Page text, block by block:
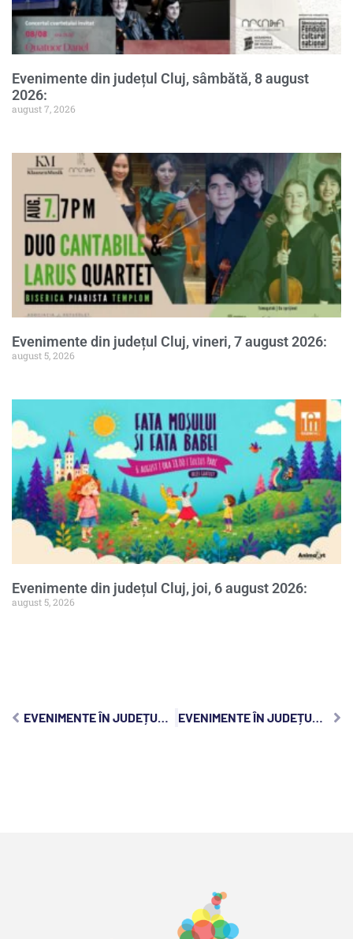
Evenimente din județul Cluj, sâmbătă, 8 august
2026:
august 7, 2026
Evenimente din județul Cluj, vineri, 7 august 2026:
august 5, 2026
Evenimente din județul Cluj, joi, 6 august 2026:
august 5, 2026